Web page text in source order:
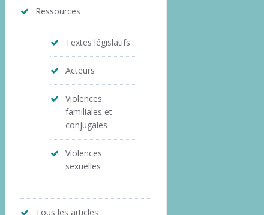
Ressources
Textes législatifs
Acteurs
Violences
familiales et
conjugales
Violences
sexuelles
Tous les articles